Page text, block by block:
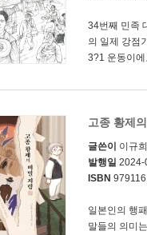
34번째 민족
의 일제 강점
3?1 운동이
고종 황제
글쓴이 이규
발행일
ISBN
일본인의 행
말들의 의미